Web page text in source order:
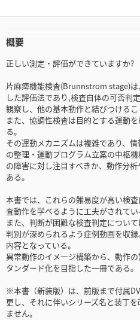
概要
正しい測定・評価ができていますか?
片麻痺機能検査(Brunnstrom stage)
した評価法であり,検査自体の可否判
観察し、他の基本動作と結びつけるこ
また、協調性検査は目的とする運動
る。
その運動メカニズムは複雑であり、
の整理・運動プログラム立案の中枢
の障害に対し注目すべきか、動作分
ある。
本書では、これらの難易度が高い検
査動作を学べるように工夫がされてい
また、判断が困難な検査判定につい
判別が深められるよう症例動画を収
内容となっている。
異常動作のイメージ構築から、動作
タンダード化を目指した一冊である。
※本書（新装版）は、前版まで付属
更し、それに伴いシリーズ名と装丁
ません。